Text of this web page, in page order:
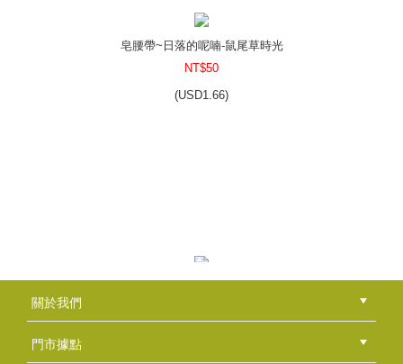
皂腰帶~日落的呢喃-鼠尾草時光
NT$50
(USD1.66)
關於我們
公司簡介
品牌故事
最新消息
隱私權聲明
版權聲明
門市據點